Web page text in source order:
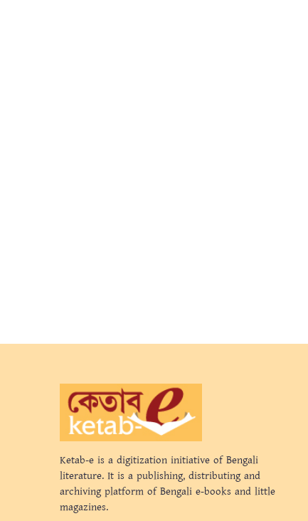
Ketab-e is a digitization initiative of Bengali
literature. It is a publishing, distributing and
archiving platform of Bengali e-books and little
magazines.